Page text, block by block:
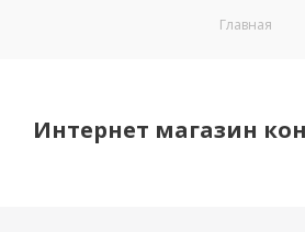
Главная
Интернет магазин